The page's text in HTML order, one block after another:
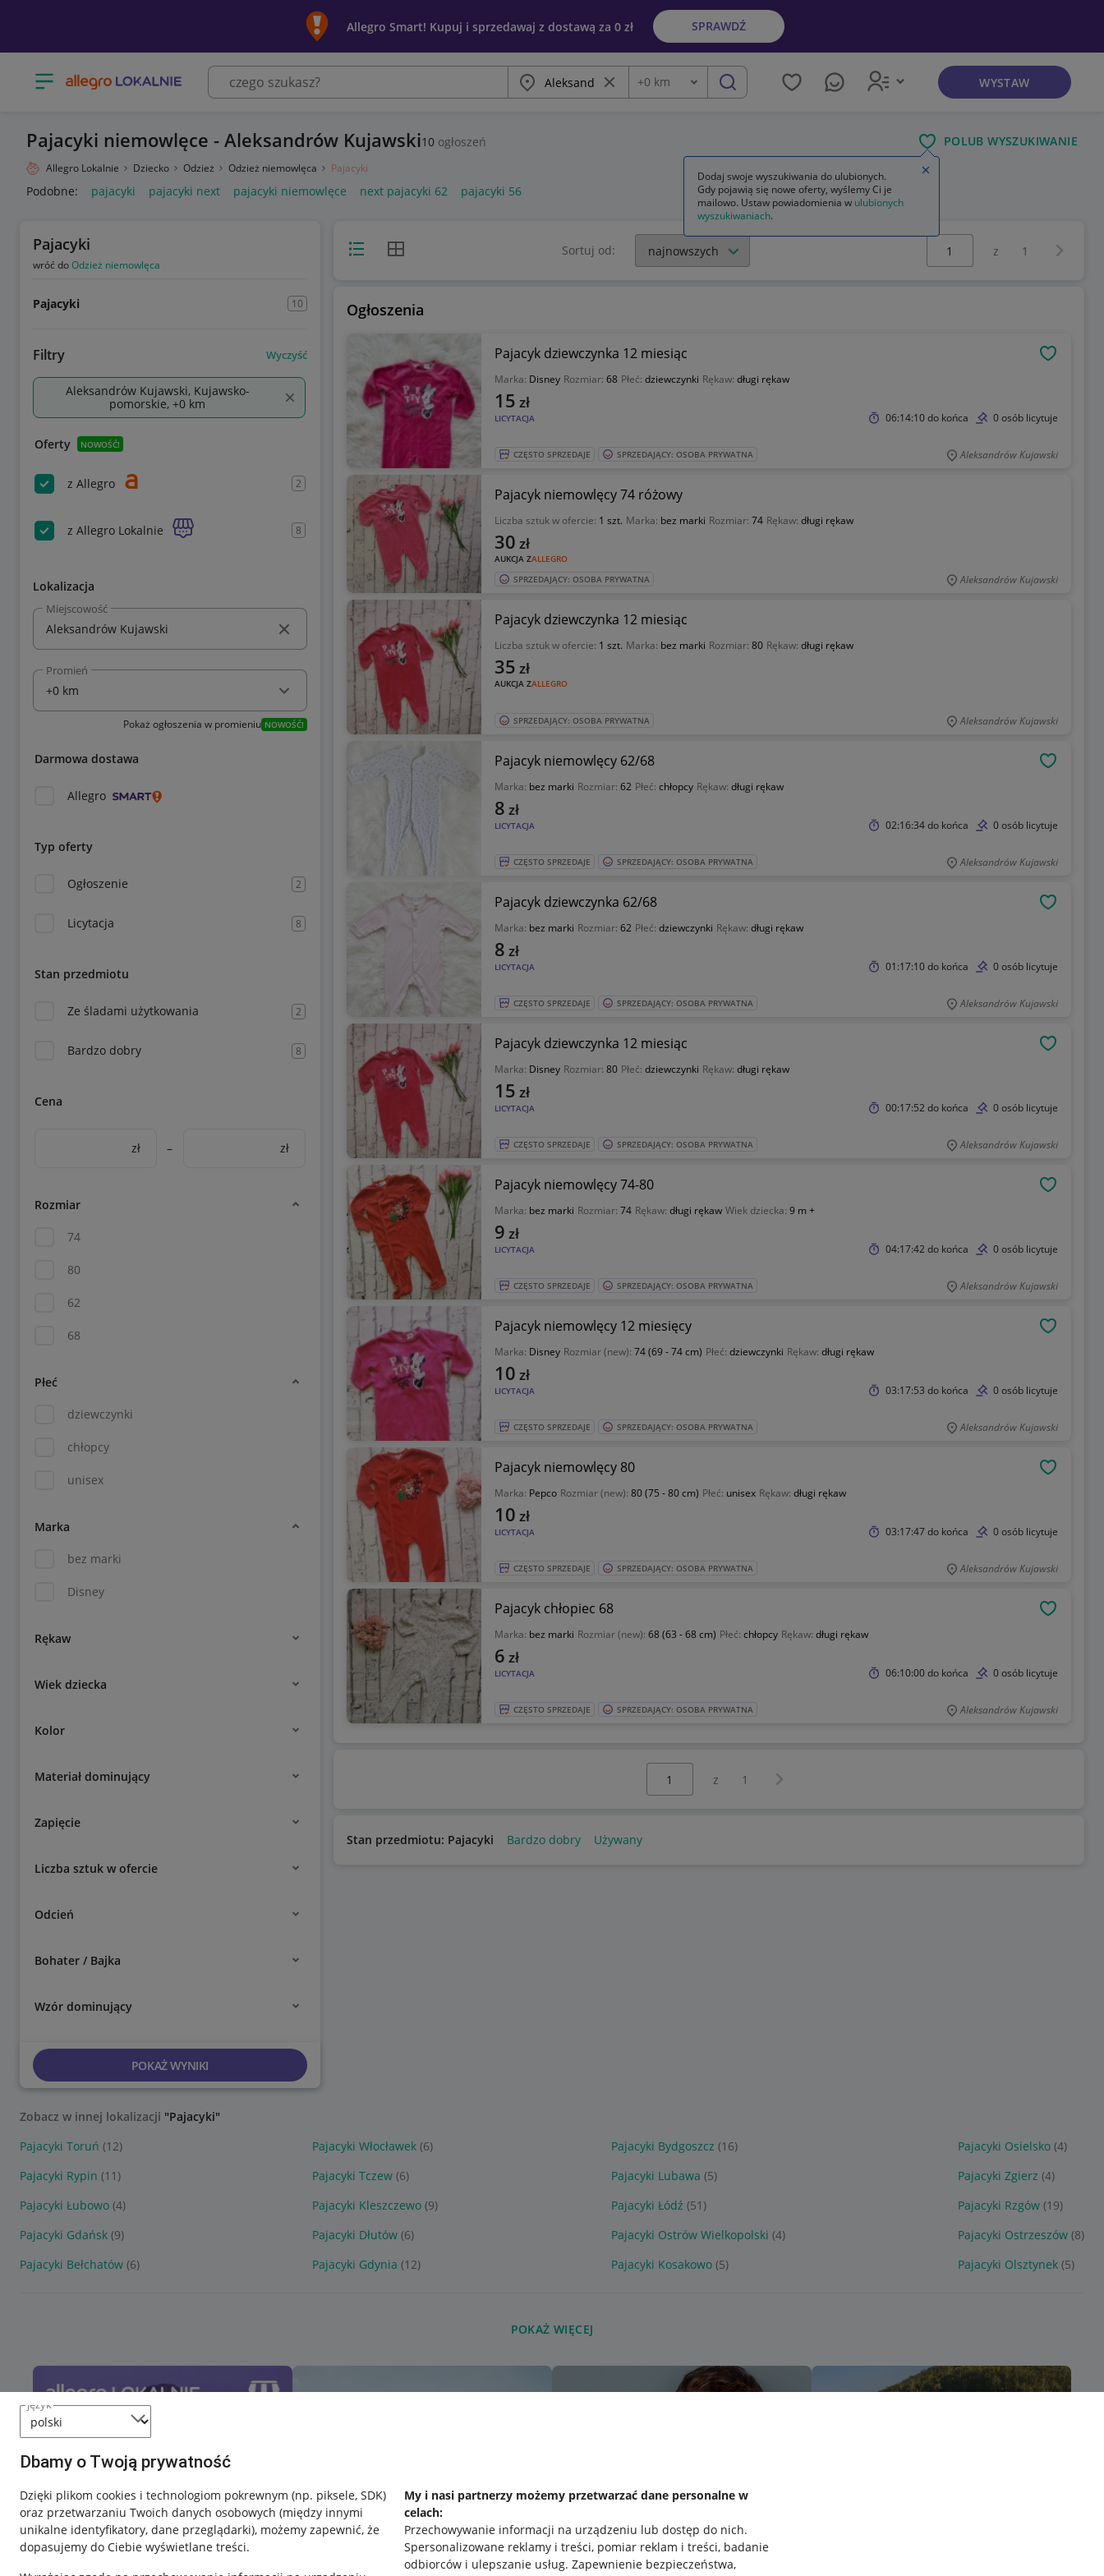
język
Dbamy o Twoją prywatność
Dzięki plikom cookies i technologiom pokrewnym (np. piksele, SDK)
oraz przetwarzaniu Twoich danych osobowych (między innymi
unikalne identyfikatory, dane przeglądarki), możemy zapewnić, że
dopasujemy do Ciebie wyświetlane treści.
My i nasi partnerzy możemy przetwarzać dane personalne w
celach:
Przechowywanie informacji na urządzeniu lub dostęp do nich.
Spersonalizowane reklamy i treści, pomiar reklam i treści, badanie
odbiorców i ulepszanie usług. Zapewnienie bezpieczeństwa,
Allegro Smart! Kupuj i sprzedawaj z dostawą za 0 zł SPRAWDŹ
Otwórz menu z kategoriami Miasto Wyczyść frazę
Odległość
+0 km szukaj WYSTAW
Pajacyki niemowlęce - Aleksandrów Kujawski10 ogłoszeń POLUB WYSZUKIWANIE
Allegro Lokalnie Dziecko Odzież Odzież niemowlęca Pajacyki
Podobne: pajacyki pajacyki next pajacyki niemowlęce next pajacyki 62 pajacyki 56
Pajacyki
wróć doOdzież niemowlęca
Pajacyki 10
Filtry Wyczyść
Aleksandrów Kujawski, Kujawsko-
pomorskie, +0 km
Oferty NOWOŚĆ!
z Allegro 2
z Allegro Lokalnie 8
Lokalizacja
Miejscowość
Promień
Pokaż ogłoszenia w promieniu NOWOŚĆ!
Darmowa dostawa
Allegro
Typ oferty
Ogłoszenie 2
Licytacja 8
Stan przedmiotu
Ze śladami użytkowania 2
Bardzo dobry 8
Cena
zł – zł
Rozmiar
74
80
62
68
Płeć
dziewczynki
chłopcy
unisex
Marka
bez marki
Disney
Rękaw
Wiek dziecka
Kolor
Materiał dominujący
Zapięcie
Liczba sztuk w ofercie
Odcień
Bohater / Bajka
Wzór dominujący
POKAŻ WYNIKI
Widok listyWidok siatki Sortuj od:
Wybierz stronę:
z 1
Ogłoszenia
Pajacyk dziewczynka 12 miesiąc
Marka: Disney Rozmiar: 68 Płeć: dziewczynki Rękaw: długi rękaw
LICYTACJA
15 zł
06:14:10do końca 0 osób licytuje
CZĘSTO SPRZEDAJE SPRZEDAJĄCY: OSOBA PRYWATNA Aleksandrów Kujawski
Pajacyk niemowlęcy 74 różowy
Liczba sztuk w ofercie: 1 szt. Marka: bez marki Rozmiar: 74 Rękaw: długi rękaw
AUKCJA ZALLEGRO
30 zł
SPRZEDAJĄCY: OSOBA PRYWATNA Aleksandrów Kujawski
Pajacyk dziewczynka 12 miesiąc
Liczba sztuk w ofercie: 1 szt. Marka: bez marki Rozmiar: 80 Rękaw: długi rękaw
AUKCJA ZALLEGRO
35 zł
SPRZEDAJĄCY: OSOBA PRYWATNA Aleksandrów Kujawski
Pajacyk niemowlęcy 62/68
Marka: bez marki Rozmiar: 62 Płeć: chłopcy Rękaw: długi rękaw
LICYTACJA
8 zł
02:16:34do końca 0 osób licytuje
CZĘSTO SPRZEDAJE SPRZEDAJĄCY: OSOBA PRYWATNA Aleksandrów Kujawski
Pajacyk dziewczynka 62/68
Marka: bez marki Rozmiar: 62 Płeć: dziewczynki Rękaw: długi rękaw
LICYTACJA
8 zł
01:17:10do końca 0 osób licytuje
CZĘSTO SPRZEDAJE SPRZEDAJĄCY: OSOBA PRYWATNA Aleksandrów Kujawski
Pajacyk dziewczynka 12 miesiąc
Marka: Disney Rozmiar: 80 Płeć: dziewczynki Rękaw: długi rękaw
LICYTACJA
15 zł
00:17:52 do końca 0 osób licytuje
CZĘSTO SPRZEDAJE SPRZEDAJĄCY: OSOBA PRYWATNA Aleksandrów Kujawski
Pajacyk niemowlęcy 74-80
Marka: bez marki Rozmiar: 74 Rękaw: długi rękaw Wiek dziecka: 9 m +
LICYTACJA
9 zł
04:17:42 do końca 0 osób licytuje
CZĘSTO SPRZEDAJE SPRZEDAJĄCY: OSOBA PRYWATNA Aleksandrów Kujawski
Pajacyk niemowlęcy 12 miesięcy
Marka: Disney Rozmiar (new): 74 (69 - 74 cm) Płeć: dziewczynki Rękaw: długi rękaw
LICYTACJA
10 zł
03:17:53 do końca 0 osób licytuje
CZĘSTO SPRZEDAJE SPRZEDAJĄCY: OSOBA PRYWATNA Aleksandrów Kujawski
Pajacyk niemowlęcy 80
Marka: Pepco Rozmiar (new): 80 (75 - 80 cm) Płeć: unisex Rękaw: długi rękaw
LICYTACJA
10 zł
03:17:47do końca 0 osób licytuje
CZĘSTO SPRZEDAJE SPRZEDAJĄCY: OSOBA PRYWATNA Aleksandrów Kujawski
Pajacyk chłopiec 68
Marka: bez marki Rozmiar (new): 68 (63 - 68 cm) Płeć: chłopcy Rękaw: długi rękaw
LICYTACJA
6 zł
06:10:00do końca 0 osób licytuje
CZĘSTO SPRZEDAJE SPRZEDAJĄCY: OSOBA PRYWATNA Aleksandrów Kujawski
z 1 Następna strona
Stan przedmiotu: Pajacyki Bardzo dobry Używany
Zobacz w innej lokalizacji "Pajacyki"
Pajacyki Toruń (12) Pajacyki Włocławek (6) Pajacyki Bydgoszcz (16) Pajacyki Osielsko (4)
Pajacyki Rypin (11) Pajacyki Tczew (6) Pajacyki Lubawa (5) Pajacyki Zgierz (4)
Pajacyki Łubowo (4) Pajacyki Kleszczewo (9) Pajacyki Łódź (51) Pajacyki Rzgów (19)
Pajacyki Gdańsk (9) Pajacyki Dłutów (6) Pajacyki Ostrów Wielkopolski (4) Pajacyki Ostrzeszów (8)
Pajacyki Bełchatów (6) Pajacyki Gdynia (12) Pajacyki Kosakowo (5) Pajacyki Olsztynek (5)
POKAŻ WIĘCEJ
Dodaj swoje wyszukiwania do ulubionych.
Gdy pojawią się nowe oferty, wyślemy Ci je
mailowo. Ustaw powiadomienia w ulubionych
wyszukiwaniach.
Zamknij wskazówkę